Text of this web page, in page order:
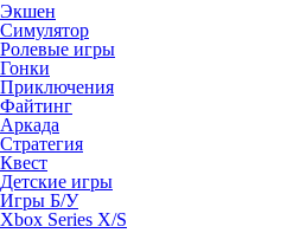
Экшен
Симулятор
Ролевые игры
Гонки
Приключения
Файтинг
Аркада
Стратегия
Квест
Детские игры
Игры Б/У
Xbox Series X/S